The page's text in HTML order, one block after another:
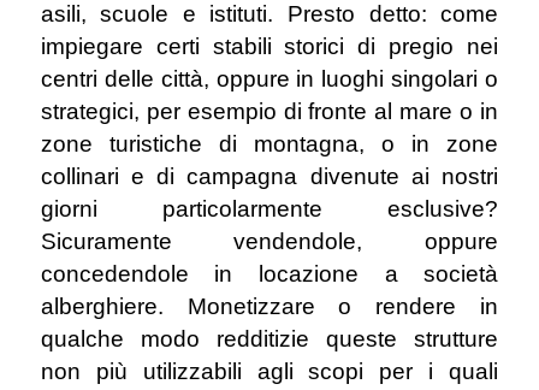
asili, scuole e istituti. Presto detto: come
impiegare certi stabili storici di pregio nei
centri delle città, oppure in luoghi singolari o
strategici, per esempio di fronte al mare o in
zone turistiche di montagna, o in zone
collinari e di campagna divenute ai nostri
giorni particolarmente esclusive?
Sicuramente vendendole, oppure
concedendole in locazione a società
alberghiere. Monetizzare o rendere in
qualche modo redditizie queste strutture
non più utilizzabili agli scopi per i quali